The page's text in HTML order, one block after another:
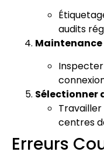
audits
Sélectionner
centres
Erreurs